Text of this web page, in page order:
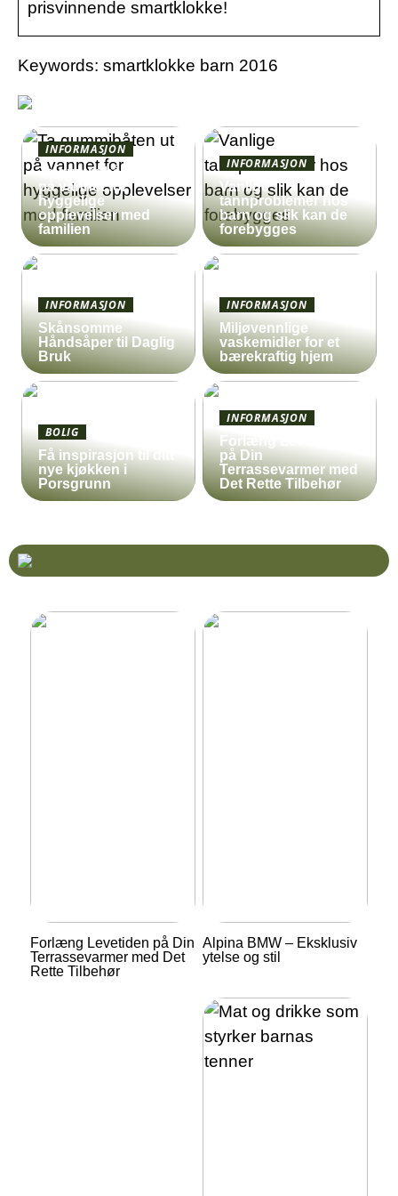
prisvinnende smartklokke!
Keywords: smartklokke barn 2016
INFORMASJON
Ta gummibåten ut
på vannet for
hyggelige
opplevelser med
familien
INFORMASJON
Vanlige
tannproblemer hos
barn og slik kan de
forebygges
INFORMASJON
Skånsomme
Håndsåper til Daglig
Bruk
INFORMASJON
Miljøvennlige
vaskemidler for et
bærekraftig hjem
BOLIG
Få inspirasjon til ditt
nye kjøkken i
Porsgrunn
INFORMASJON
Forlæng Levetiden
på Din
Terrassevarmer med
Det Rette Tilbehør
Forlæng Levetiden på Din
Terrassevarmer med Det
Rette Tilbehør
Alpina BMW – Eksklusiv
ytelse og stil